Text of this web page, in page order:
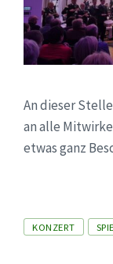
An dieser
an alle
etwas ganz
Tags
KONZERT